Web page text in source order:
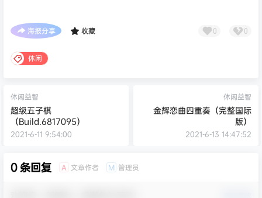
海报分享 收藏 0 0
休闲
休闲益智
超级五子棋
（Build.6817095）
2021-6-11 9:54:00
休闲益智
金辉恋曲四重奏（完整国际
版）
2021-6-13 14:47:52
0 条回复 A 文章作者 M 管理员